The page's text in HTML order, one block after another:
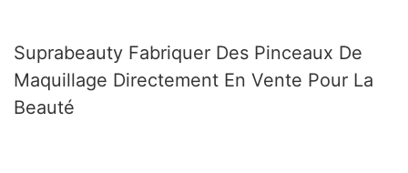
Suprabeauty Fabriquer Des Pinceaux De
Maquillage Directement En Vente Pour La
Beauté